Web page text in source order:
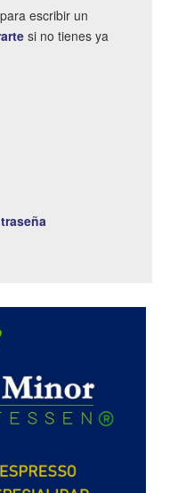
escribir un
si no tienes ya